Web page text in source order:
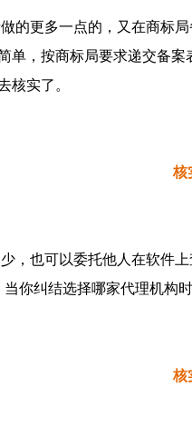
的更多一点的，又在商
，按商标局要求递交备
核实了。
核
，也可以委托他人在软件
你纠结选择哪家代理机构时
核